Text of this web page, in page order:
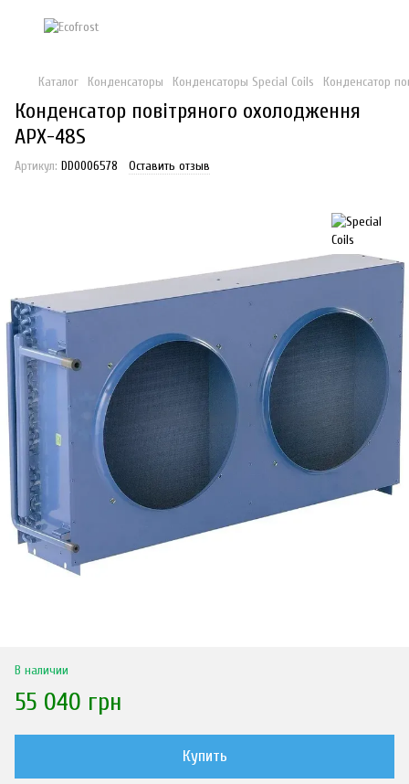
Каталог Конденсаторы Конденсаторы Special Coils Конденсатор
Конденсатор повітряного охолодження
APX-48S
Артикул: DD0006578 Оставить отзыв
В наличии
55 040 грн
Купить